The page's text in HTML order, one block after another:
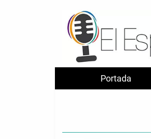
Portada